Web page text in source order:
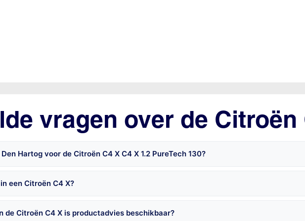
vragen over de Citroën
Hartog voor de Citroën C4 X C4 X 1.2 PureTech 130?
een Citroën C4 X?
de Citroën C4 X is productadvies beschikbaar?